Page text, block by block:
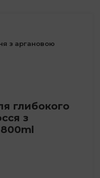
з аргановою
глибокого
з